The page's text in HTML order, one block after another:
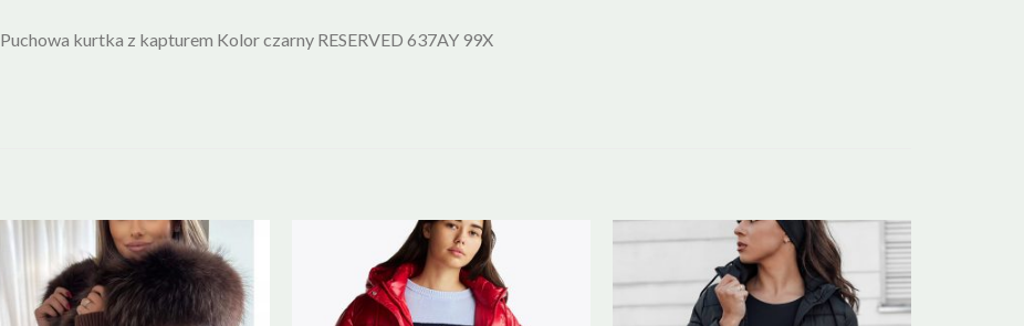
Puchowa kurtka z kapturem Kolor czarny RESERVED 637AY 99X